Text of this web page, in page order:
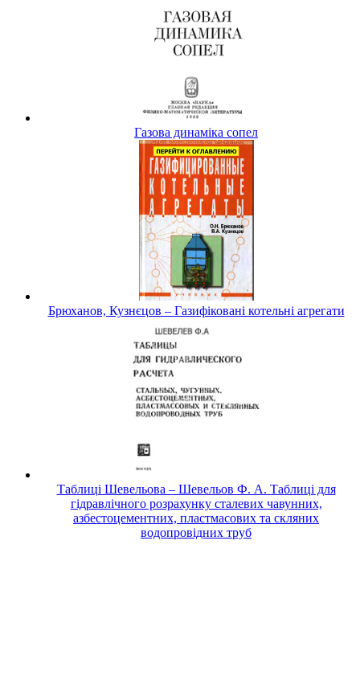
Газова динаміка сопел
Брюханов, Кузнєцов – Газифіковані котельні агрегати
Таблиці Шевельова – Шевельов Ф. А. Таблиці для
гідравлічного розрахунку сталевих чавунних,
азбестоцементних, пластмасових та скляних
водопровідних труб